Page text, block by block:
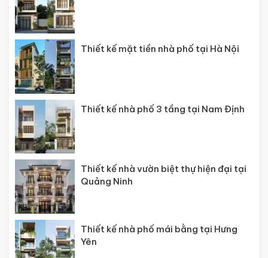
Thiết kế mặt tiền nhà phố tại Hà Nội
Thiết kế nhà phố 3 tầng tại Nam Định
Thiết kế nhà vườn biệt thự hiện đại tại
Quảng Ninh
Thiết kế nhà phố mái bằng tại Hưng
Yên